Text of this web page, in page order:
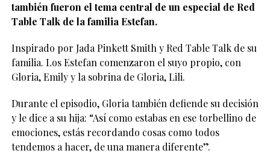
también fueron el tema central de un especial de Red
Table Talk de la familia Estefan.
Inspirado por Jada Pinkett Smith y Red Table Talk de su
familia. Los Estefan comenzaron el suyo propio, con
Gloria, Emily y la sobrina de Gloria, Lili.
Durante el episodio, Gloria también defiende su decisión
y le dice a su hija: “Así como estabas en ese torbellino de
emociones, estás recordando cosas como todos
tendemos a hacer, de una manera diferente”.